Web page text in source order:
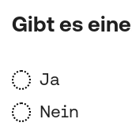
Ja
Nein